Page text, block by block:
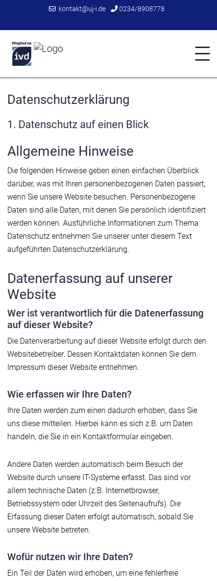
kontakt@uj-i.de 0234/8908778
Datenschutzerklärung
1. Datenschutz auf einen Blick
Allgemeine Hinweise
Die folgenden Hinweise geben einen einfachen Überblick
darüber, was mit Ihren personenbezogenen Daten passiert,
wenn Sie unsere Website besuchen. Personenbezogene
Daten sind alle Daten, mit denen Sie persönlich identifiziert
werden können. Ausführliche Informationen zum Thema
Datenschutz entnehmen Sie unserer unter diesem Text
aufgeführten Datenschutzerklärung.
Datenerfassung auf unserer
Website
Wer ist verantwortlich für die Datenerfassung
auf dieser Website?
Die Datenverarbeitung auf dieser Website erfolgt durch den
Websitebetreiber. Dessen Kontaktdaten können Sie dem
Impressum dieser Website entnehmen.
Wie erfassen wir Ihre Daten?
Ihre Daten werden zum einen dadurch erhoben, dass Sie
uns diese mitteilen. Hierbei kann es sich z.B. um Daten
handeln, die Sie in ein Kontaktformular eingeben.
Andere Daten werden automatisch beim Besuch der
Website durch unsere IT-Systeme erfasst. Das sind vor
allem technische Daten (z.B. Internetbrowser,
Betriebssystem oder Uhrzeit des Seitenaufrufs). Die
Erfassung dieser Daten erfolgt automatisch, sobald Sie
unsere Website betreten.
Wofür nutzen wir Ihre Daten?
Ein Teil der Daten wird erhoben, um eine fehlerfreie